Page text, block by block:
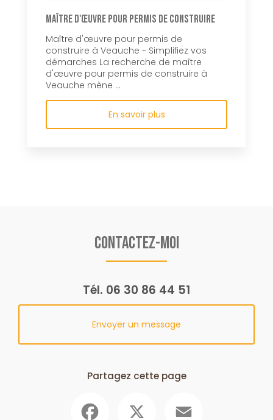
Maître d'œuvre pour permis de construire
Maître d'œuvre pour permis de
construire à Veauche - Simplifiez vos
démarches La recherche de maître
d'œuvre pour permis de construire à
Veauche mène ...
En savoir plus
Contactez-moi
Tél. 06 30 86 44 51
Envoyer un message
Partagez cette page